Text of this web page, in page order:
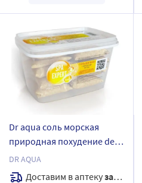
Dr aqua соль морская
природная похудение de-
tox spa expert 1,8 кг
DR AQUA
Доставим в аптекузавтра